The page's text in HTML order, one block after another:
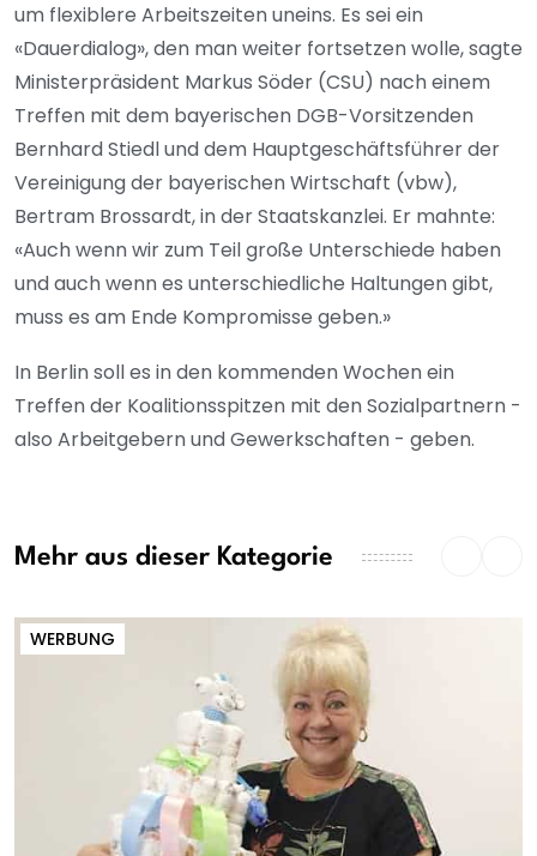
um flexiblere Arbeitszeiten uneins. Es sei ein
«Dauerdialog», den man weiter fortsetzen wolle, sagte
Ministerpräsident Markus Söder (CSU) nach einem
Treffen mit dem bayerischen DGB-Vorsitzenden
Bernhard Stiedl und dem Hauptgeschäftsführer der
Vereinigung der bayerischen Wirtschaft (vbw),
Bertram Brossardt, in der Staatskanzlei. Er mahnte:
«Auch wenn wir zum Teil große Unterschiede haben
und auch wenn es unterschiedliche Haltungen gibt,
muss es am Ende Kompromisse geben.»
In Berlin soll es in den kommenden Wochen ein
Treffen der Koalitionsspitzen mit den Sozialpartnern -
also Arbeitgebern und Gewerkschaften - geben.
Mehr aus dieser Kategorie
WERBUNG